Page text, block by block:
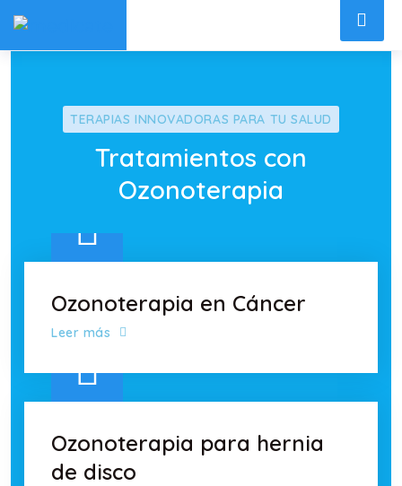
TERAPIAS INNOVADORAS PARA TU SALUD
Tratamientos con
Ozonoterapia
Ozonoterapia en Cáncer
Leer más
Ozonoterapia para hernia
de disco